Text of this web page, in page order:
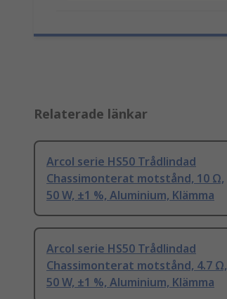
Relaterade länkar
Arcol serie HS50 Trådlindad
Chassimonterat motstånd, 10 Ω,
50 W, ±1 %, Aluminium, Klämma
Arcol serie HS50 Trådlindad
Chassimonterat motstånd, 4.7 Ω,
50 W, ±1 %, Aluminium, Klämma